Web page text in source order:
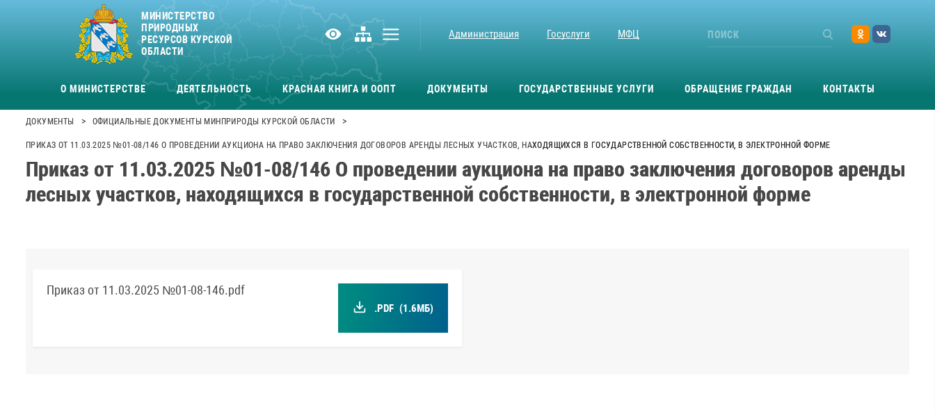
МИНИСТЕРСТВО
ПРИРОДНЫХ
РЕСУРСОВ КУРСКОЙ
ОБЛАСТИ
Администрация Госуслуги МФЦ
О МИНИСТЕРСТВЕ ДЕЯТЕЛЬНОСТЬ КРАСНАЯ КНИГА И ООПТ ДОКУМЕНТЫ ГОСУДАРСТВЕННЫЕ УСЛУГИ ОБРАЩЕНИЕ ГРАЖДАН КОНТАКТЫ
ДОКУМЕНТЫ > ОФИЦИАЛЬНЫЕ ДОКУМЕНТЫ МИНПРИРОДЫ КУРСКОЙ ОБЛАСТИ >
ПРИКАЗ ОТ 11.03.2025 №01-08/146 О ПРОВЕДЕНИИ АУКЦИОНА НА ПРАВО ЗАКЛЮЧЕНИЯ ДОГОВОРОВ АРЕНДЫ ЛЕСНЫХ УЧАСТКОВ, НАХОДЯЩИХСЯ В ГОСУДАРСТВЕННОЙ СОБСТВЕННОСТИ, В ЭЛЕКТРОННОЙ ФОРМЕ
Приказ от 11.03.2025 №01-08/146 О проведении аукциона на право заключения договоров аренды
лесных участков, находящихся в государственной собственности, в электронной форме
Приказ от 11.03.2025 №01-08-146.pdf
.PDF (1.6МБ)